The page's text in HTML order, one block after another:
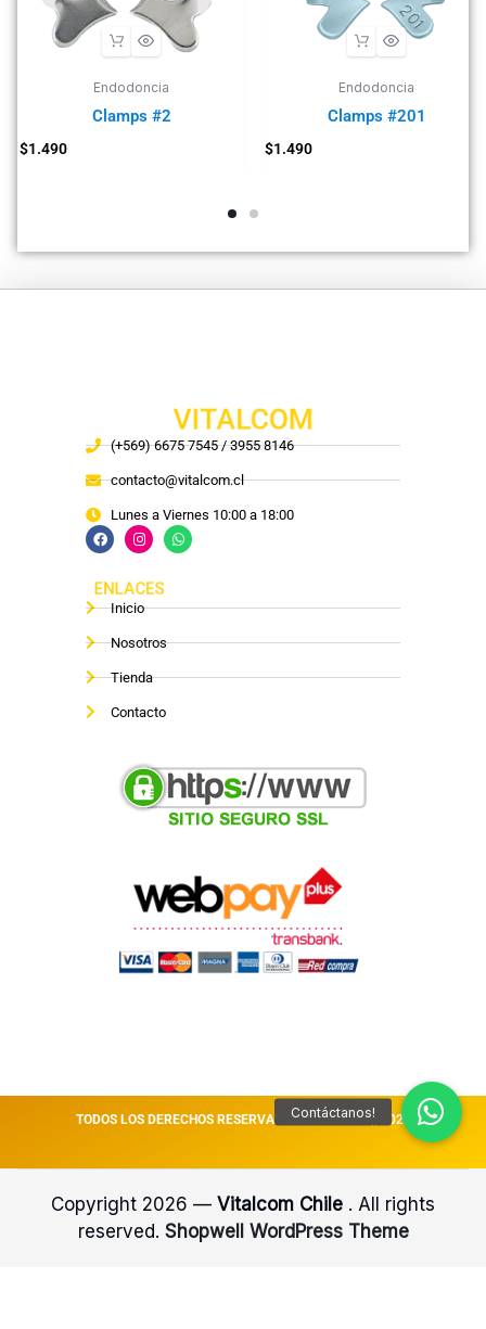
Endodoncia
Clamps #2
$1.490
Endodoncia
Clamps #201
$1.490
VITALCOM
(+569) 6675 7545 / 3955 8146
contacto@vitalcom.cl
Lunes a Viernes 10:00 a 18:00
ENLACES
Inicio
Nosotros
Tienda
Contacto
TODOS LOS DERECHOS RESERVADOS VITALCOM || 2026
Copyright 2026 — Vitalcom Chile . All rights
reserved. Shopwell WordPress Theme